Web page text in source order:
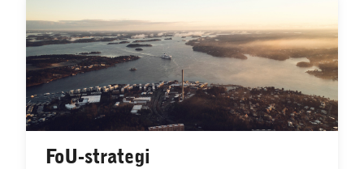
FoU-strategi